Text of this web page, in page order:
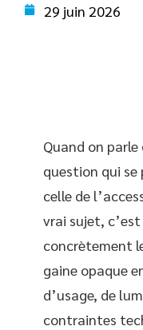
29 juin 2026
Quand on parle
question qui se
celle de
vrai sujet,
concrètement
gaine opaque
d’usage, de
contraintes